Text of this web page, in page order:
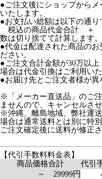
●ご注文後にショップから
いたします。
●お支払い総額は以下の通り
税込の商品代金合計
数は切り捨てて計算します。
●代金は配達された商品のお
ださい。
●ご注文合計金額が30万以
場合は代金引換はご利用いた
●お届け先とご注文者様が異
※「メーカー直送品」のご
ませんので、キャンセルさ
※沖縄、離島地域、弊社運
場合は通常送料とは別に特
ご注文確定後に送料が修正
【代引手数料料金表】
商品価格合計
代引
～ 29999円